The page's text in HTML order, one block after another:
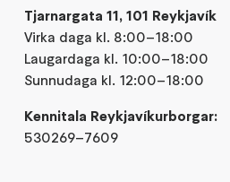
Tjarnargata 11, 101 Reykjavík
Virka daga kl. 8:00–18:00
Laugardaga kl. 10:00–18:00
Sunnudaga kl. 12:00–18:00
Kennitala Reykjavíkurborgar:
530269–7609